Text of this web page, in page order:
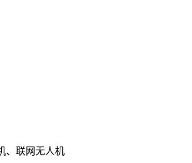
、联网无人机